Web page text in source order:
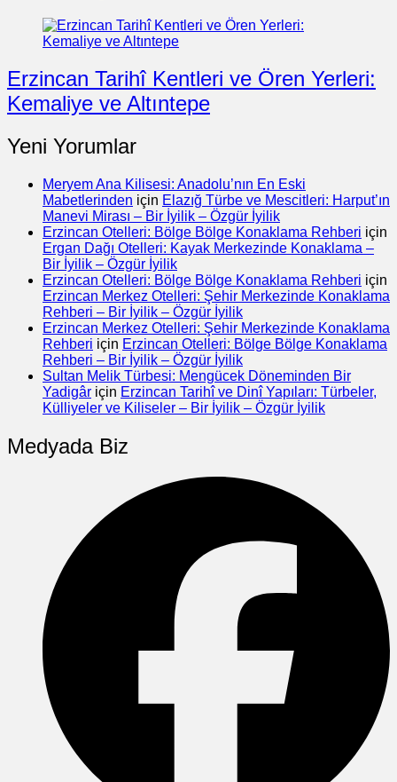
Erzincan Tarihî Kentleri ve Ören Yerleri:
Kemaliye ve Altıntepe
Yeni Yorumlar
Meryem Ana Kilisesi: Anadolu’nın En Eski
Mabetlerinden için Elazığ Türbe ve Mescitleri: Harput’ın
Manevi Mirası – Bir İyilik – Özgür İyilik
Erzincan Otelleri: Bölge Bölge Konaklama Rehberi için
Ergan Dağı Otelleri: Kayak Merkezinde Konaklama –
Bir İyilik – Özgür İyilik
Erzincan Otelleri: Bölge Bölge Konaklama Rehberi için
Erzincan Merkez Otelleri: Şehir Merkezinde Konaklama
Rehberi – Bir İyilik – Özgür İyilik
Erzincan Merkez Otelleri: Şehir Merkezinde Konaklama
Rehberi için Erzincan Otelleri: Bölge Bölge Konaklama
Rehberi – Bir İyilik – Özgür İyilik
Sultan Melik Türbesi: Mengücek Döneminden Bir
Yadigâr için Erzincan Tarihî ve Dinî Yapıları: Türbeler,
Külliyeler ve Kiliseler – Bir İyilik – Özgür İyilik
Medyada Biz